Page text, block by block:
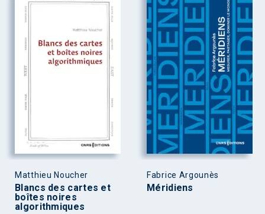
Matthieu Noucher
Blancs des cartes et
boîtes noires
algorithmiques
Fabrice Argounès
Méridiens